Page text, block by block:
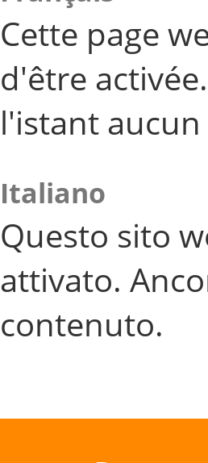
Cette page
d'être
l'istant
Italiano
Questo sito
attivato.
contenuto.